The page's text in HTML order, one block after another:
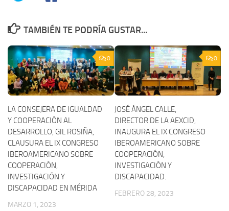
TAMBIÉN TE PODRÍA GUSTAR...
0
LA CONSEJERA DE IGUALDAD
Y COOPERACIÓN AL
DESARROLLO, GIL ROSIÑA,
CLAUSURA EL IX CONGRESO
IBEROAMERICANO SOBRE
COOPERACIÓN,
INVESTIGACIÓN Y
DISCAPACIDAD EN MÉRIDA
MARZO 1, 2023
0
JOSÉ ÁNGEL CALLE,
DIRECTOR DE LA AEXCID,
INAUGURA EL IX CONGRESO
IBEROAMERICANO SOBRE
COOPERACIÓN,
INVESTIGACIÓN Y
DISCAPACIDAD.
FEBRERO 28, 2023